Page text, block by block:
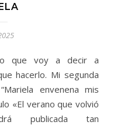
que voy a decir a
hacerlo. Mi segunda
envenena mis
«El verano que volvió
publicada tan